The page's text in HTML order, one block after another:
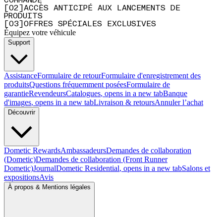
02
ACCÈS ANTICIPÉ AUX LANCEMENTS DE
PRODUITS
03 OFFRES SPÉCIALES EXCLUSIVES
Équipez votre véhicule
Support
AssistanceFormulaire de retourFormulaire d'enregistrement des
produitsQuestions fréquemment poséesFormulaire de
garantieRevendeursCatalogues, opens in a new tabBanque
d'images, opens in a new tabLivraison & retoursAnnuler l’achat
Découvrir
Dometic RewardsAmbassadeursDemandes de collaboration
(Dometic)Demandes de collaboration (Front Runner
Dometic)JournalDometic Residential, opens in a new tabSalons et
expositionsAvis
À propos & Mentions légales